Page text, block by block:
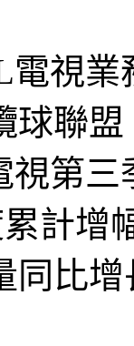
電視
球聯
視第
計增
同比